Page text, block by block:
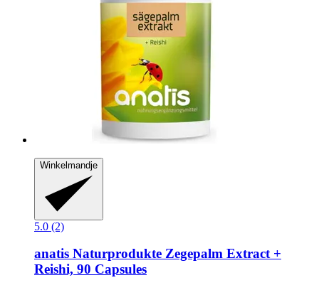
Winkelmandje
5.0 (2)
anatis Naturprodukte Zegepalm Extract +
Reishi, 90 Capsules